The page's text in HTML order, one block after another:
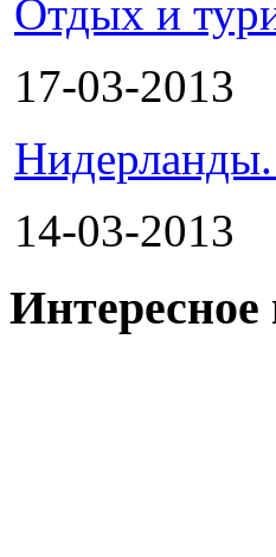
Отдых и
17-03-2013
14-03-2013
Интересное